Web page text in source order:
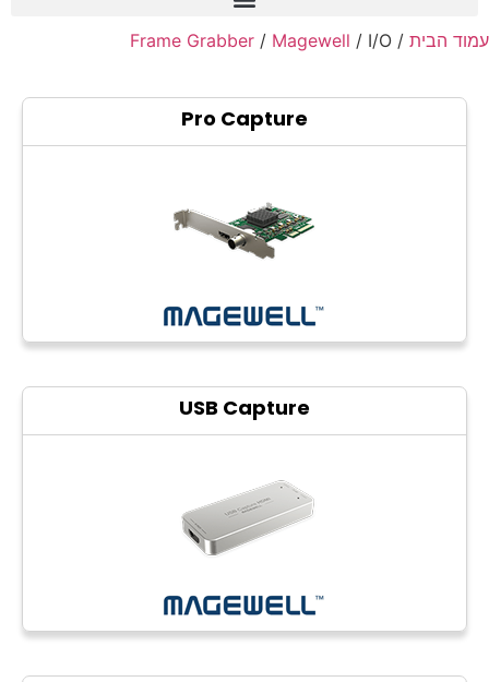
Frame Grabber
Industrial Camera
Professional Monitors
C-Mount Lenss
Visualizer
Fiber Optic
AV over IP
CCTV
Photo Printers
עמוד הבית /
Frame Grabber / Magewell / I/O
Pro Capture
USB Capture